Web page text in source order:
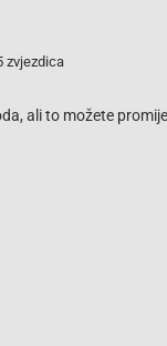
zvjezdica
ali to možete